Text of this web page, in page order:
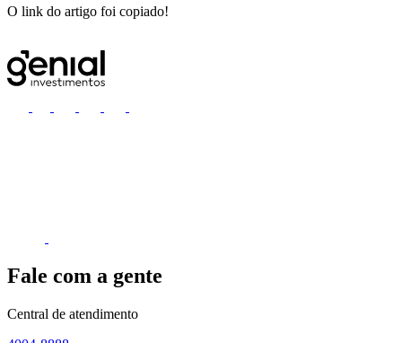
O link do artigo foi copiado!
Fale com a gente
Central de atendimento